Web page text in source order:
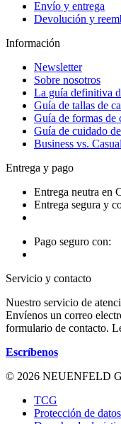
Envío y entrega
Devolución y
Información
Newsletter
Sobre nosotros
La guía definitiva
Guía de tallas de
Guía de formas de
Guía de cuidado
Business vs.
Entrega y pago
Entrega neutra en
Entrega segura y
Pago seguro con:
Servicio y contacto
Nuestro servicio de
Envíenos un correo
formulario de contacto.
Escríbenos
© 2026 NEUENFELD
TCG
Protección de datos